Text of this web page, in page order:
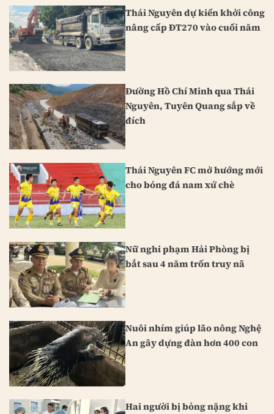
Thái Nguyên dự kiến khởi công
nâng cấp ĐT270 vào cuối năm
Đường Hồ Chí Minh qua Thái
Nguyên, Tuyên Quang sắp về
đích
Thái Nguyên FC mở hướng mới
cho bóng đá nam xứ chè
Nữ nghi phạm Hải Phòng bị
bắt sau 4 năm trốn truy nã
Nuôi nhím giúp lão nông Nghệ
An gây dựng đàn hơn 400 con
Hai người bị bỏng nặng khi